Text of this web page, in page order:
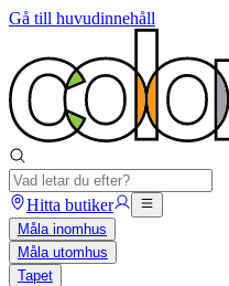
Gå till huvudinnehåll
Hitta butiker
Måla inomhus
Måla utomhus
Tapet